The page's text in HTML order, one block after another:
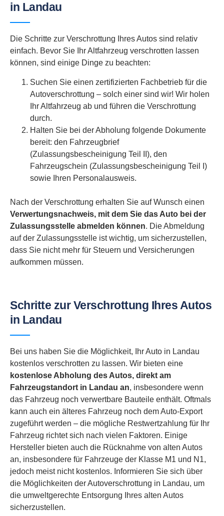
in Landau
Die Schritte zur Verschrottung Ihres Autos sind relativ
einfach. Bevor Sie Ihr Altfahrzeug verschrotten lassen
können, sind einige Dinge zu beachten:
Suchen Sie einen zertifizierten Fachbetrieb für die
Autoverschrottung – solch einer sind wir! Wir holen
Ihr Altfahrzeug ab und führen die Verschrottung
durch.
Halten Sie bei der Abholung folgende Dokumente
bereit: den Fahrzeugbrief
(Zulassungsbescheinigung Teil II), den
Fahrzeugschein (Zulassungsbescheinigung Teil I)
sowie Ihren Personalausweis.
Nach der Verschrottung erhalten Sie auf Wunsch einen
Verwertungsnachweis, mit dem Sie das Auto bei der
Zulassungsstelle abmelden können. Die Abmeldung
auf der Zulassungsstelle ist wichtig, um sicherzustellen,
dass Sie nicht mehr für Steuern und Versicherungen
aufkommen müssen.
Schritte zur Verschrottung Ihres Autos
in Landau
Bei uns haben Sie die Möglichkeit, Ihr Auto in Landau
kostenlos verschrotten zu lassen. Wir bieten eine
kostenlose Abholung des Autos, direkt am
Fahrzeugstandort in Landau an, insbesondere wenn
das Fahrzeug noch verwertbare Bauteile enthält. Oftmals
kann auch ein älteres Fahrzeug noch dem Auto-Export
zugeführt werden – die mögliche Restwertzahlung für Ihr
Fahrzeug richtet sich nach vielen Faktoren. Einige
Hersteller bieten auch die Rücknahme von alten Autos
an, insbesondere für Fahrzeuge der Klasse M1 und N1,
jedoch meist nicht kostenlos. Informieren Sie sich über
die Möglichkeiten der Autoverschrottung in Landau, um
die umweltgerechte Entsorgung Ihres alten Autos
sicherzustellen.